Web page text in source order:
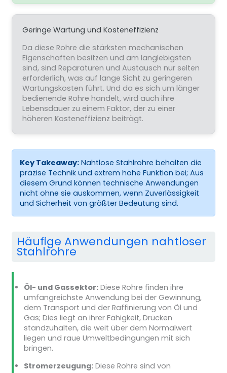
Geringe Wartung und Kosteneffizienz
Da diese Rohre die stärksten mechanischen
Eigenschaften besitzen und am langlebigsten
sind, sind Reparaturen und Austausch nur selten
erforderlich, was auf lange Sicht zu geringeren
Wartungskosten führt. Und da es sich um länger
bedienende Rohre handelt, wird auch ihre
Lebensdauer zu einem Faktor, der zu einer
höheren Kosteneffizienz beiträgt.
Key Takeaway:Nahtlose Stahlrohre behalten die
präzise Technik und extrem hohe Funktion bei; Aus
diesem Grund können technische Anwendungen
nicht ohne sie auskommen, wenn Zuverlässigkeit
und Sicherheit von größter Bedeutung sind.
Häufige Anwendungen nahtloser
Stahlrohre
Öl- und Gassektor:Diese Rohre finden ihre
umfangreichste Anwendung bei der Gewinnung,
dem Transport und der Raffinierung von Öl und
Gas; Dies liegt an ihrer Fähigkeit, Drücken
standzuhalten, die weit über dem Normalwert
liegen und raue Umweltbedingungen mit sich
bringen.
Stromerzeugung:Diese Rohre sind von